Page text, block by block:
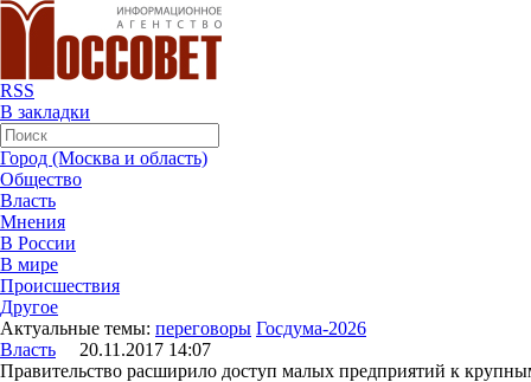
RSS
В закладки
Город (Москва и область)
Общество
Власть
Мнения
В России
В мире
Происшествия
Другое
Актуальные темы: переговоры Госдума-2026
Власть 20.11.2017 14:07
Правительство расширило доступ малых предприятий к